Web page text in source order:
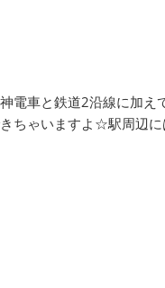
電車と鉄道2沿線に加え
ちゃいますよ☆駅周辺